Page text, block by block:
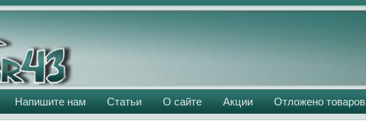
Напишите нам Статьи О сайте Акции Отложено товаров